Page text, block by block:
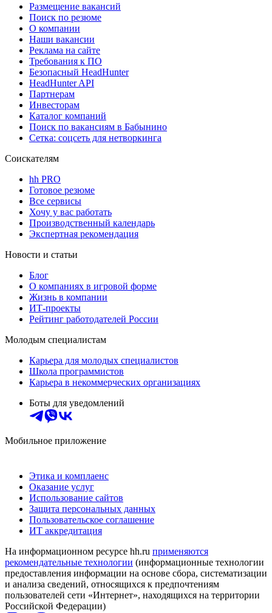
Размещение вакансий
Поиск по резюме
О компании
Наши вакансии
Реклама на сайте
Требования к ПО
Безопасный HeadHunter
HeadHunter API
Партнерам
Инвесторам
Каталог компаний
Поиск по вакансиям в Бабынино
Сетка: соцсеть для нетворкинга
Соискателям
hh PRO
Готовое резюме
Все сервисы
Хочу у вас работать
Производственный календарь
Экспертная рекомендация
Новости и статьи
Блог
О компаниях в игровой форме
Жизнь в компании
ИТ-проекты
Рейтинг работодателей России
Молодым специалистам
Карьера для молодых специалистов
Школа программистов
Карьера в некоммерческих организациях
Боты для уведомлений
Мобильное приложение
Этика и комплаенс
Оказание услуг
Использование сайтов
Защита персональных данных
Пользовательское соглашение
ИТ аккредитация
На информационном ресурсе hh.ru применяются
рекомендательные технологии (информационные технологии
предоставления информации на основе сбора, систематизации
и анализа сведений, относящихся к предпочтениям
пользователей сети «Интернет», находящихся на территории
Российской Федерации)